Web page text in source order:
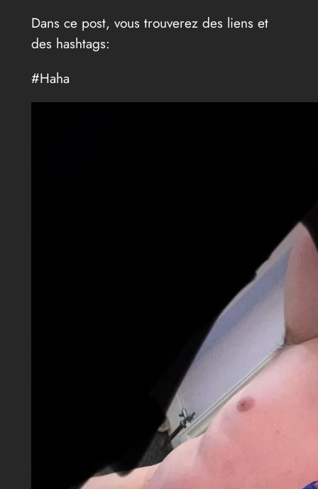
Dans ce post, vous trouverez des liens et
des hashtags:
#Haha